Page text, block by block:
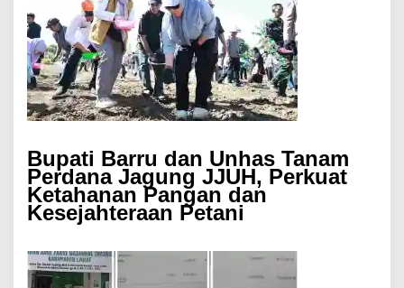
Bupati Barru dan Unhas Tanam
Perdana Jagung JJUH, Perkuat
Ketahanan Pangan dan
Kesejahteraan Petani